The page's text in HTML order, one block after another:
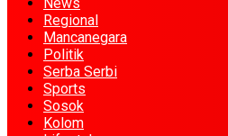
Regional
Mancanegara
Politik
Serba Serbi
Sports
Sosok
Kolom